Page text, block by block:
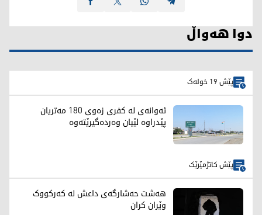
دوا هەواڵ
پێش 19 خولەک
ئەوانەی لە کفری زەوی 180 مەتریان
پێدراوە لێیان وەردەگیرێتەوە
پێش کاتژمێرێک
هەشت حەشارگەی داعش لە کەرکووک
وێران کران